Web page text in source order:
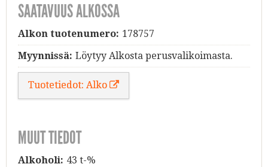
SAATAVUUS ALKOSSA
Alkon tuotenumero: 178757
Myynnissä: Löytyy Alkosta perusvalikoimasta.
Tuotetiedot: Alko
MUUT TIEDOT
Alkoholi: 43 t-%